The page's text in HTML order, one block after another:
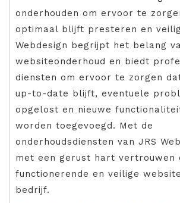
onderhouden om ervoor te
optimaal blijft presteren en
Webdesign begrijpt het belang
websiteonderhoud en biedt
diensten om ervoor te zorgen
up-to-date blijft, eventuele
opgelost en nieuwe
worden toegevoegd. Met de
onderhoudsdiensten van JRS
met een gerust hart vertrouwen
functionerende en veilige
bedrijf.